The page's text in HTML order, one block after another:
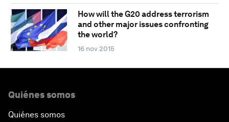
How will the G20 address terrorism
and other major issues confronting
the world?
16 nov 2015
Quiénes somos
Quiénes somos